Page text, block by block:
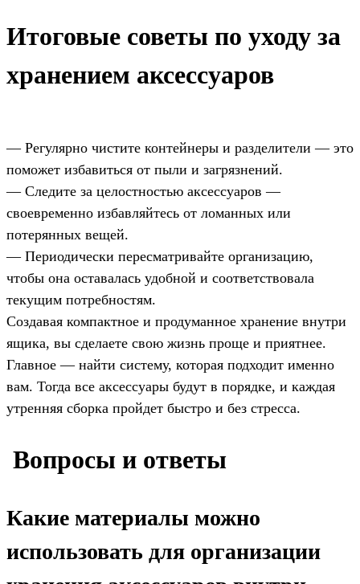
Итоговые советы по уходу за
хранением аксессуаров
— Регулярно чистите контейнеры и разделители — это
поможет избавиться от пыли и загрязнений.
— Следите за целостностью аксессуаров —
своевременно избавляйтесь от ломанных или
потерянных вещей.
— Периодически пересматривайте организацию,
чтобы она оставалась удобной и соответствовала
текущим потребностям.
Создавая компактное и продуманное хранение внутри
ящика, вы сделаете свою жизнь проще и приятнее.
Главное — найти систему, которая подходит именно
вам. Тогда все аксессуары будут в порядке, и каждая
утренняя сборка пройдет быстро и без стресса.
️ Вопросы и ответы
Какие материалы можно
использовать для организации